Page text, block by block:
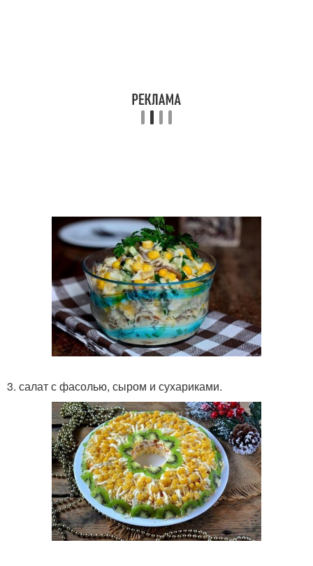
3. салат с фасолью, сыром и сухариками.